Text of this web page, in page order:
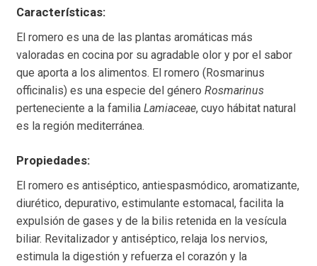
Características:
El romero es una de las plantas aromáticas más
valoradas en cocina por su agradable olor y por el sabor
que aporta a los alimentos. El romero (Rosmarinus
officinalis) es una especie del género Rosmarinus
perteneciente a la familiaLamiaceae, cuyo hábitat natural
es la región mediterránea.
Propiedades:
El romero es antiséptico, antiespasmódico, aromatizante,
diurético, depurativo, estimulante estomacal, facilita la
expulsión de gases y de la bilis retenida en la vesícula
biliar. Revitalizador y antiséptico, relaja los nervios,
estimula la digestión y refuerza el corazón y la